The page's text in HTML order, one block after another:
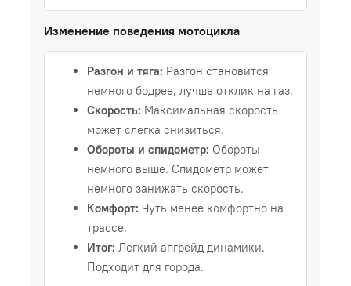
Изменение поведения мотоцикла
Разгон и тяга: Разгон становится
немного бодрее, лучше отклик на газ.
Скорость: Максимальная скорость
может слегка снизиться.
Обороты и спидометр: Обороты
немного выше. Спидометр может
немного занижать скорость.
Комфорт: Чуть менее комфортно на
трассе.
Итог: Лёгкий апгрейд динамики.
Подходит для города.